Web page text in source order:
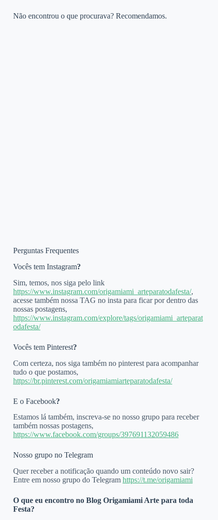
Não encontrou o que procurava? Recomendamos.
Perguntas Frequentes
Vocês tem Instagram?
Sim, temos, nos siga pelo link
https://www.instagram.com/origamiami_arteparatodafesta/,
acesse também nossa TAG no insta para ficar por dentro das
nossas postagens,
https://www.instagram.com/explore/tags/origamiami_arteparat
odafesta/
Vocês tem Pinterest?
Com certeza, nos siga também no pinterest para acompanhar
tudo o que postamos,
https://br.pinterest.com/origamiamiarteparatodafesta/
E o Facebook?
Estamos lá também, inscreva-se no nosso grupo para receber
também nossas postagens,
https://www.facebook.com/groups/397691132059486
Nosso grupo no Telegram
Quer receber a notificação quando um conteúdo novo sair?
Entre em nosso grupo do Telegram https://t.me/origamiami
O que eu encontro no Blog Origamiami Arte para toda
Festa?